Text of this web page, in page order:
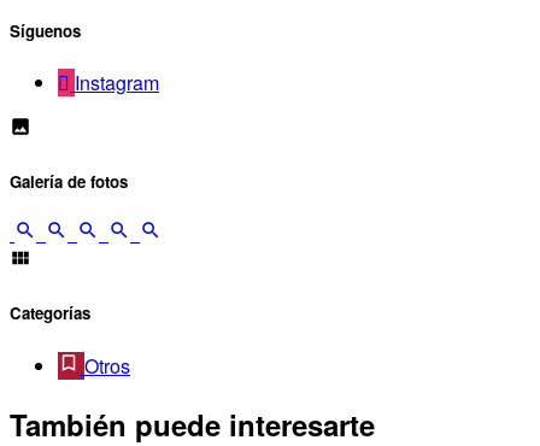
Síguenos
Instagram
Galería de fotos
Categorías
Otros
También puede interesarte